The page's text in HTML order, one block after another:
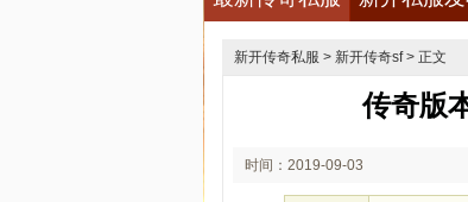
新开传奇私服 > 新开传奇sf> 正文
传奇版
时间：2019-09-03